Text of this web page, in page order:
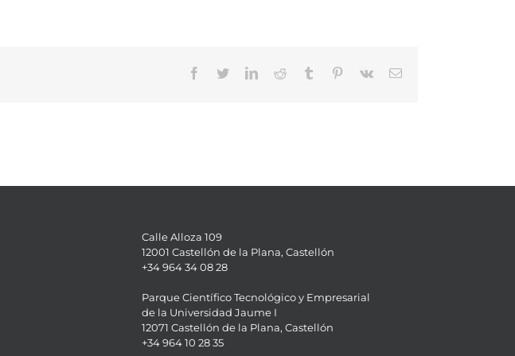
Facebook
TwitterLinkedInReddit Tumblr Pinterest
Vk Email
Calle Alloza 109
12001 Castellón de la Plana, Castellón
+34 964 34 08 28
Parque Científico Tecnológico y Empresarial
de la Universidad Jaume I
12071 Castellón de la Plana, Castellón
+34 964 10 28 35